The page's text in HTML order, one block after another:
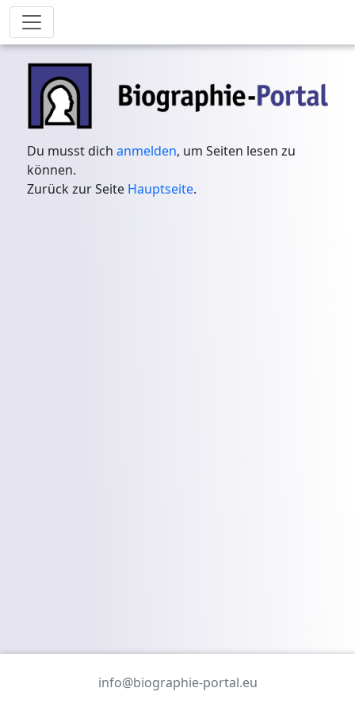
Du musst dichanmelden, um Seiten lesen zu
können.
Zurück zur Seite Hauptseite.
info@biographie-portal.eu